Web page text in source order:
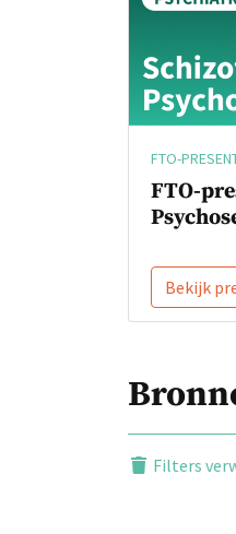
FTO-
FTO-
Bekijk
Filters